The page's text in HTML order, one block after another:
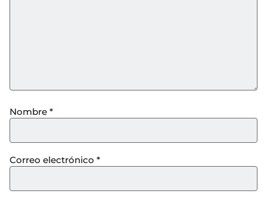
Nombre *
Correo electrónico *